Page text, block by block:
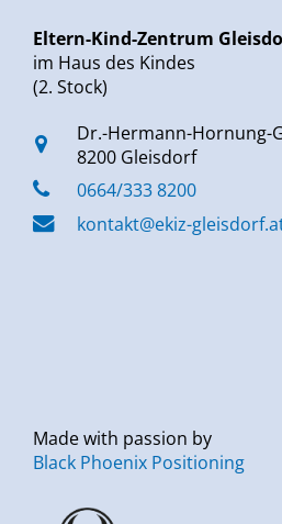
Eltern-Kind-Zentrum
im Haus des Kindes
(2. Stock)
Dr.-Hermann-Hornung-
8200 Gleisdorf
0664/333 8200
kontakt@ekiz-
Made with passion by
Black Phoenix Positioning